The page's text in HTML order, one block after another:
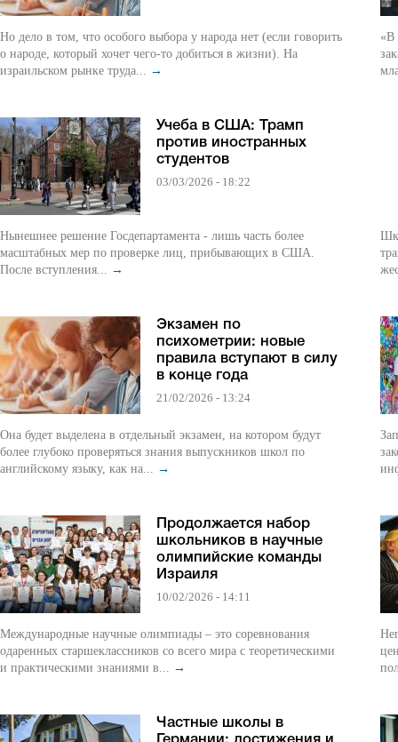
Но дело в том, что особого выбора у народа нет (если говорить
о народе, который хочет чего-то добиться в жизни). На
израильском рынке труда... →
Учеба в США: Трамп
против иностранных
студентов
03/03/2026 - 18:22
Нынешнее решение Госдепартамента - лишь часть более
масштабных мер по проверке лиц, прибывающих в США.
После вступления... →
Экзамен по
психометрии: новые
правила вступают в силу
в конце года
21/02/2026 - 13:24
Она будет выделена в отдельный экзамен, на котором будут
более глубоко проверяться знания выпускников школ по
английскому языку, как на... →
Продолжается набор
школьников в научные
олимпийские команды
Израиля
10/02/2026 - 14:11
Международные научные олимпиады – это соревнования
одаренных старшеклассников со всего мира с теоретическими
и практическими знаниями в... →
Частные школы в
«В